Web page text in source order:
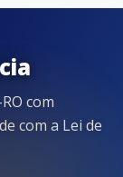
com
com a Lei de